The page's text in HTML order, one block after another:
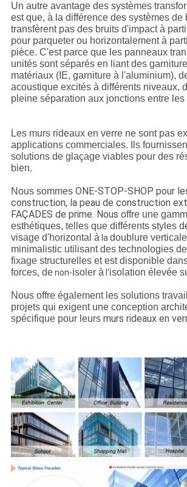
Un autre avantage des systèmes
est que, à la différence des systèmes de
transfèrent pas des bruits d'impact à
pour parqueter ou horizontalement à
pièce. C'est parce que les panneaux
unités sont séparés en liant des
matériaux (IE, garniture à l'aluminium),
acoustique excités à différents niveaux,
pleine séparation aux jonctions entre les
Les murs rideaux en verre ne sont pas
applications commerciales. Ils
solutions de glaçage viables pour des
bien.
Nous sommes ONE-STOP-SHOP pour
construction, la peau de construction
FAÇADES de prime. Nous offre une
esthétiques, telles que différents styles
visage d'horizontal àladoublure
minimalistic utilisant des technologies
fixage structurelles et est disponible
forces, denon-isoler àl'isolation élevée
Nous offre également les solutions
projets qui exigent une conception
spécifique pour leursmurs rideaux en